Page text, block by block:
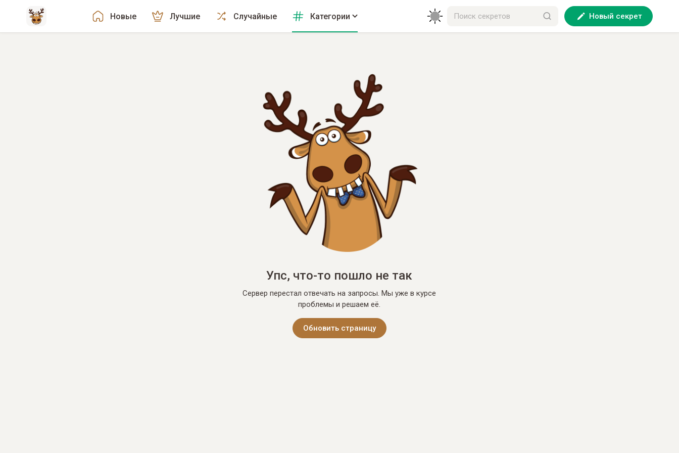
Новые Лучшие Случайные Категории Новый секрет
Упс, что-то пошло не так
Сервер перестал отвечать на запросы. Мы уже в курсе
проблемы и решаем её.
Обновить страницу